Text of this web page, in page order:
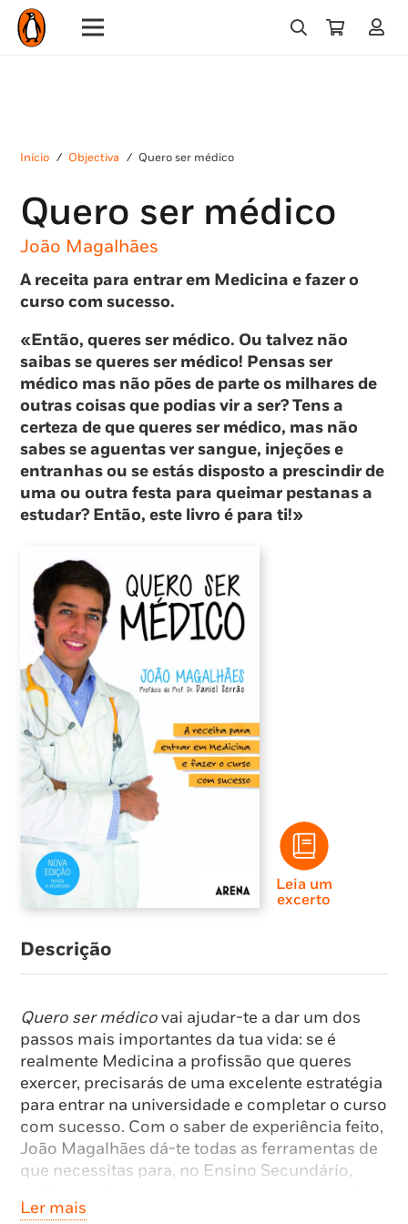
Início / Objectiva / Quero ser médico
Quero ser médico
João Magalhães
A receita para entrar em Medicina e fazer o
curso com sucesso.
«Então, queres ser médico. Ou talvez não
saibas se queres ser médico! Pensas ser
médico mas não pões de parte os milhares de
outras coisas que podias vir a ser? Tens a
certeza de que queres ser médico, mas não
sabes se aguentas ver sangue, injeções e
entranhas ou se estás disposto a prescindir de
uma ou outra festa para queimar pestanas a
estudar? Então, este livro é para ti!»
Leia um
excerto
Descrição
Quero ser médicovai ajudar-te a dar um dos
passos mais importantes da tua vida: se é
realmente Medicina a profissão que queres
exercer, precisarás de uma excelente estratégia
para entrar na universidade e completar o curso
com sucesso. Com o saber de experiência feito,
João Magalhães dá-te todas as ferramentas de
que necessitas para, no Ensino Secundário,
de estudo eficaz, de forma a alcançares a
Ler mais